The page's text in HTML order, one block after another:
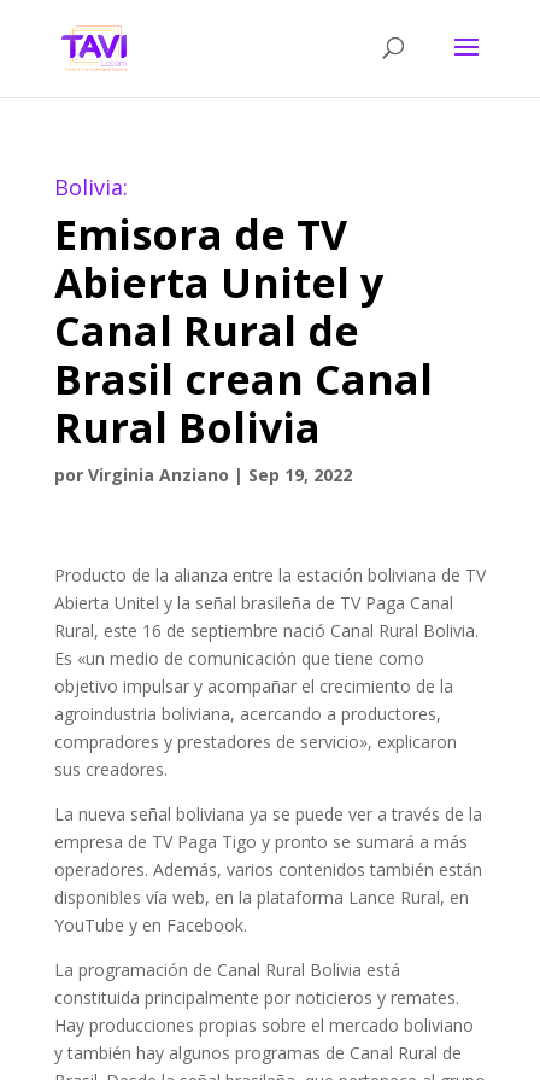
Bolivia:
Emisora de TV
Abierta Unitel y
Canal Rural de
Brasil crean Canal
Rural Bolivia
por Virginia Anziano | Sep 19, 2022
Producto de la alianza entre la estación boliviana de TV
Abierta Unitel y la señal brasileña de TV Paga Canal
Rural, este 16 de septiembre nació Canal Rural Bolivia.
Es «un medio de comunicación que tiene como
objetivo impulsar y acompañar el crecimiento de la
agroindustria boliviana, acercando a productores,
compradores y prestadores de servicio», explicaron
sus creadores.
La nueva señal boliviana ya se puede ver a través de la
empresa de TV Paga Tigo y pronto se sumará a más
operadores. Además, varios contenidos también están
disponibles vía web, en la plataforma Lance Rural, en
YouTube y en Facebook.
La programación de Canal Rural Bolivia está
constituida principalmente por noticieros y remates.
Hay producciones propias sobre el mercado boliviano
y también hay algunos programas de Canal Rural de